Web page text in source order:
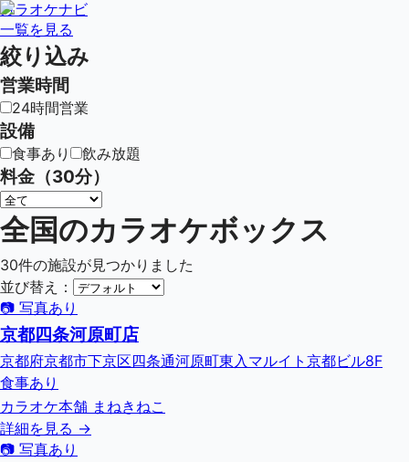
カラオケナビ
一覧を見る
絞り込み
営業時間
24時間営業
設備
食事あり 飲み放題
料金（30分）
全国のカラオケボックス
30件の施設が見つかりました
並び替え：
📷 写真あり
京都四条河原町店
京都府京都市下京区四条通河原町東入マルイト京都ビル8F
食事あり
カラオケ本舗 まねきねこ
詳細を見る →
📷 写真あり